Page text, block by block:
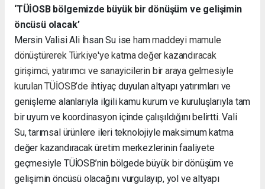
‘TÜİOSB bölgemizde büyük bir dönüşüm ve gelişimin
öncüsü olacak’
Mersin Valisi Ali İhsan Su iseham maddeyi mamule
dönüştürerek Türkiye'ye katma değer kazandıracak
girişimci, yatırımcı ve sanayicilerin bir araya gelmesiyle
kurulan TÜİOSB’de ihtiyaç duyulan altyapı yatırımları ve
genişleme alanlarıyla ilgili kamu kurum ve kuruluşlarıyla tam
bir uyum ve koordinasyon içinde çalışıldığını belirtti. Vali
Su, tarımsal ürünlere ileri teknolojiyle maksimum katma
değer kazandıracak üretim merkezlerinin faaliyete
geçmesiyle TÜİOSB’nin bölgede büyük bir dönüşüm ve
gelişimin öncüsü olacağını vurgulayıp, yol ve altyapı